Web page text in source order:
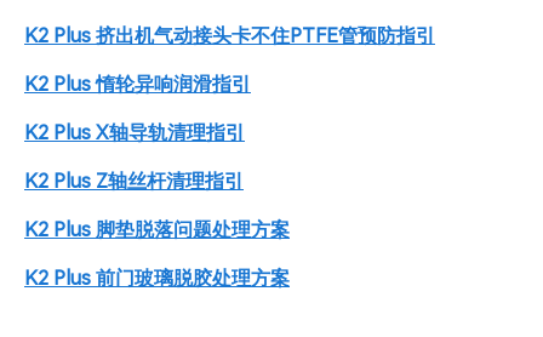
K2 Plus 挤出机气动接头卡不住PTFE管预防指引
K2 Plus 惰轮异响润滑指引
K2 Plus X轴导轨清理指引
K2 Plus Z轴丝杆清理指引
K2 Plus 脚垫脱落问题处理方案
K2 Plus 前门玻璃脱胶处理方案